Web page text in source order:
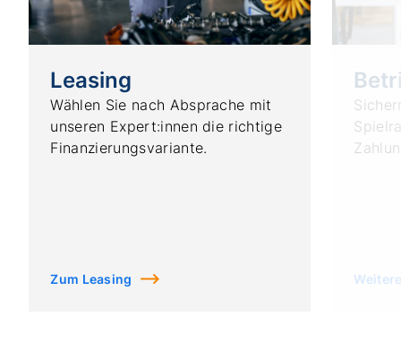
Leasing
Wählen Sie nach Absprache mit
unseren Expert:innen die richtige
Finanzierungsvariante.
Zum Leasing